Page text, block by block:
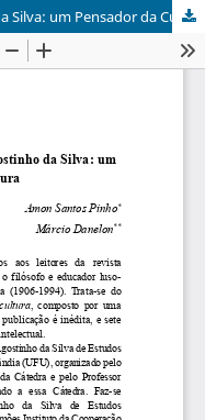
Apresentação do dossiê: Agostinho da Silva: um Pensador da Cultura